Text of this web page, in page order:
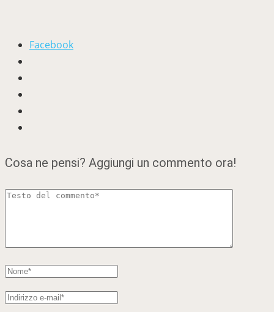
Facebook
Cosa ne pensi? Aggiungi un commento ora!